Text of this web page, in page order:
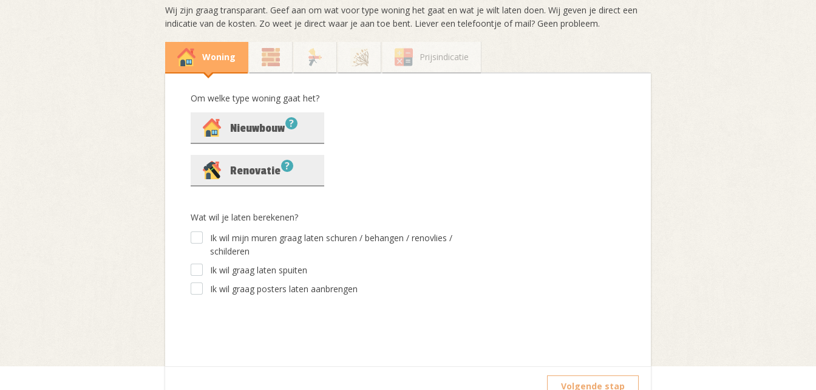
Wij zijn graag transparant. Geef aan om wat voor type woning het gaat en wat je wilt laten doen. Wij geven je direct een
indicatie van de kosten. Zo weet je direct waar je aan toe bent. Liever een telefoontje of mail? Geen probleem.
Woning Prijsindicatie
Om welke type woning gaat het?
Nieuwbouw ?
Renovatie ?
Wat wil je laten berekenen?
Ik wil mijn muren graag laten schuren / behangen / renovlies /
schilderen
Ik wil graag laten spuiten
Ik wil graag posters laten aanbrengen
Volgende stap